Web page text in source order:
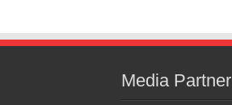
Media Partner